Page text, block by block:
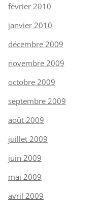
février 2010
janvier 2010
décembre 2009
novembre 2009
octobre 2009
septembre 2009
août 2009
juillet 2009
juin 2009
mai 2009
avril 2009